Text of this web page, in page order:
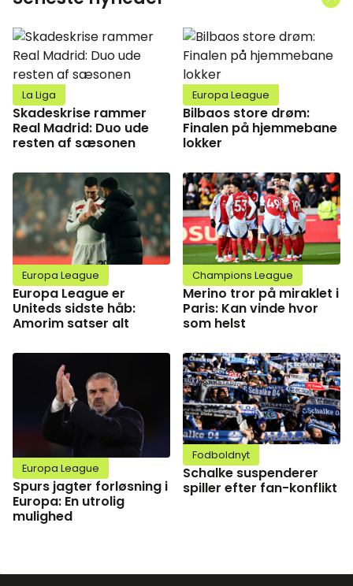
La Liga
Skadeskrise rammer
Real Madrid: Duo ude
resten af sæsonen
Europa League
Bilbaos store drøm:
Finalen på hjemmebane
lokker
Europa League
Europa League er
Uniteds sidste håb:
Amorim satser alt
Champions League
Merino tror på miraklet i
Paris: Kan vinde hvor
som helst
Europa League
Spurs jagter forløsning i
Europa: En utrolig
mulighed
Fodboldnyt
Schalke suspenderer
spiller efter fan-konflikt